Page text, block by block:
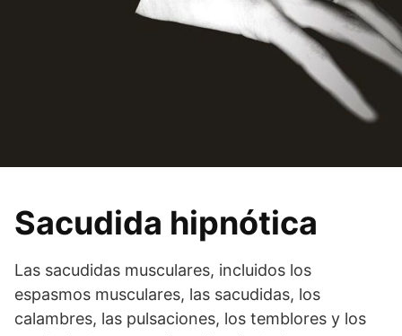
Sacudida hipnótica
Las sacudidas musculares, incluidos los
espasmos musculares, las sacudidas, los
calambres, las pulsaciones, los temblores y los